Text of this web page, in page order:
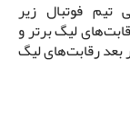
فوتبال زیر
لیگ برتر و
رقابت‌های لیگ